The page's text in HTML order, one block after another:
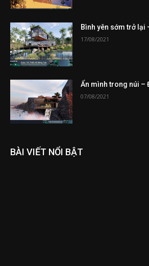
Bình yên sớm trở lại
17/08/2021
Ẩn mình trong núi –
07/08/2021
BÀI VIẾT NỔI BẬT